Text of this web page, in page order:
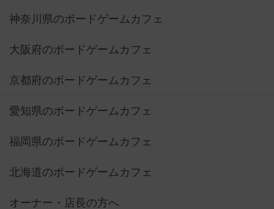
神奈川県のボードゲームカフェ
大阪府のボードゲームカフェ
京都府のボードゲームカフェ
愛知県のボードゲームカフェ
福岡県のボードゲームカフェ
北海道のボードゲームカフェ
オーナー・店長の方へ